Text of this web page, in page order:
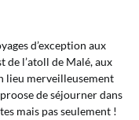
d’exception aux
de l’atoll de Malé, aux
lieu merveilleusement
de séjourner dans
mais pas seulement !